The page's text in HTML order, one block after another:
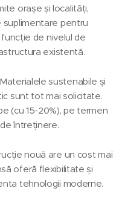
orașe și localități,
suplimentare pentru
de nivelul de
existentă.
Materialele sustenabile și
sunt tot mai solicitate.
(cu 15-20%), pe termen
întreținere.
nouă are un cost mai
oferă flexibilitate și
tehnologii moderne.